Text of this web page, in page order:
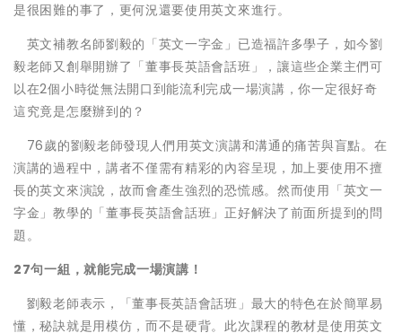
是很困難的事了，更何況還要使用英文來進行。
英文補教名師劉毅的「英文一字金」已造福許多學子，如今劉
毅老師又創舉開辦了「董事長英語會話班」，讓這些企業主們可
以在2個小時從無法開口到能流利完成一場演講，你一定很好奇
這究竟是怎麼辦到的？
76歲的劉毅老師發現人們用英文演講和溝通的痛苦與盲點。在
演講的過程中，講者不僅需有精彩的內容呈現，加上要使用不擅
長的英文來演說，故而會產生強烈的恐慌感。然而使用「英文一
字金」教學的「董事長英語會話班」正好解決了前面所提到的問
題。
27句一組，就能完成一場演講！
劉毅老師表示，「董事長英語會話班」最大的特色在於簡單易
懂，秘訣就是用模仿，而不是硬背。此次課程的教材是使用英文